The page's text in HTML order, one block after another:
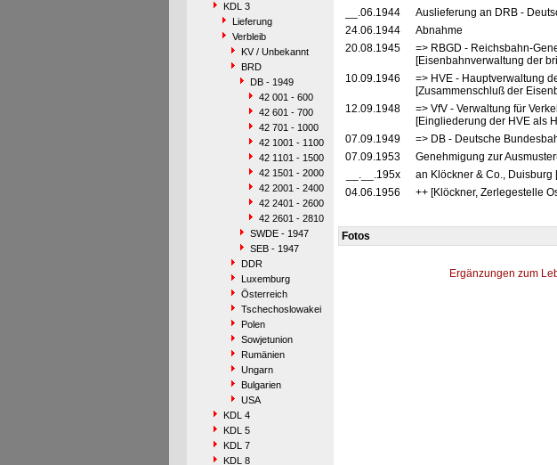
KDL 3
Lieferung
Verbleib
KV / Unbekannt
BRD
DB - 1949
42 001 - 600
42 601 - 700
42 701 - 1000
42 1001 - 1100
42 1101 - 1500
42 1501 - 2000
42 2001 - 2400
42 2401 - 2600
42 2601 - 2810
SWDE - 1947
SEB - 1947
DDR
Luxemburg
Österreich
Tschechoslowakei
Polen
Sowjetunion
Rumänien
Ungarn
Bulgarien
USA
KDL 4
KDL 5
KDL 7
KDL 8
__.06.1944
Auslieferung an DRB -
24.06.1944
Abnahme
20.08.1945
=> RBGD - Reichsbahn-
[Eisenbahnverwaltung der
10.09.1946
=> HVE - Hauptverwaltung
[Zusammenschluß der
12.09.1948
=> VfV - Verwaltung für
[Eingliederung der HVE als
07.09.1949
=> DB - Deutsche
07.09.1953
Genehmigung zur
__.__.195x
an Klöckner & Co., Duisburg
04.06.1956
++ [Klöckner, Zerlegestelle
Fotos
Ergänzungen zum